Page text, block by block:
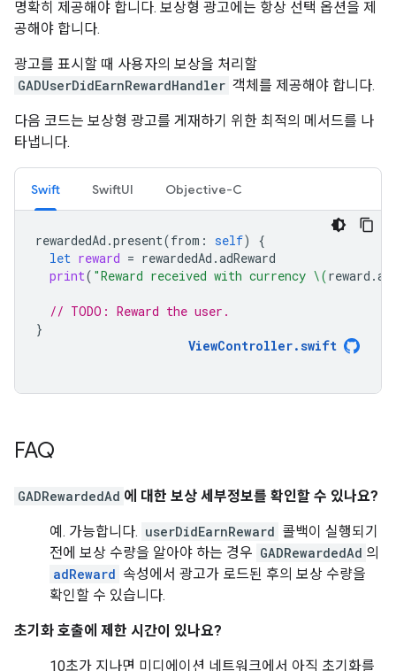
명확히 제공해야 합니다. 보상형 광고에는 항상 선택 옵션을 제
공해야 합니다.
광고를 표시할 때 사용자의 보상을 처리할
GADUserDidEarnRewardHandler 객체를 제공해야 합니다.
다음 코드는 보상형 광고를 게재하기 위한 최적의 메서드를 나
타냅니다.
Swift SwiftUI Objective-C
rewardedAd .present(from : self)
{
let reward = rewardedAd .adReward
print( "Reward received with currency \(reward .
// TODO: Reward the user.
}
ViewController.swift
FAQ
GADRewardedAd 에 대한 보상 세부정보를 확인할 수 있나요?
예. 가능합니다. userDidEarnReward 콜백이 실행되기
전에 보상 수량을 알아야 하는 경우 GADRewardedAd 의
adReward 속성에서 광고가 로드된 후의 보상 수량을
확인할 수 있습니다.
초기화 호출에 제한 시간이 있나요?
10초가 지나면 미디에이션 네트워크에서 아직 초기화를